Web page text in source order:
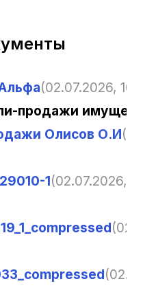
(02.07.2026,
продажи
Олисов О.И
1(02.07.2026,